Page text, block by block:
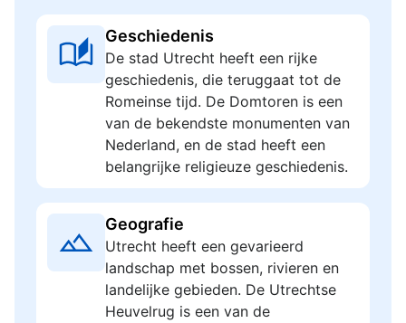
Geschiedenis
De stad Utrecht heeft een rijke
geschiedenis, die teruggaat tot de
Romeinse tijd. De Domtoren is een
van de bekendste monumenten van
Nederland, en de stad heeft een
belangrijke religieuze geschiedenis.
Geografie
Utrecht heeft een gevarieerd
landschap met bossen, rivieren en
landelijke gebieden. De Utrechtse
Heuvelrug is een van de